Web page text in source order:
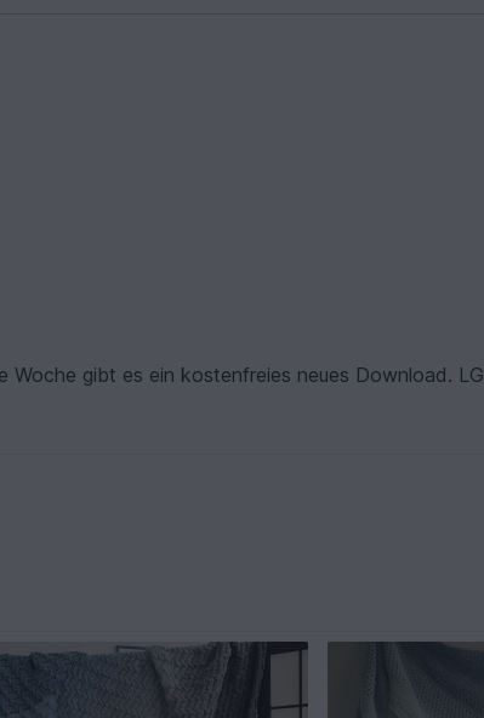
Woche gibt es ein kostenfreies neues Download. LG